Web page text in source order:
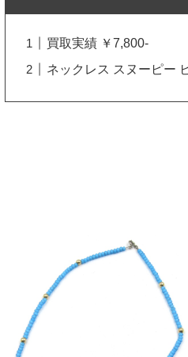
買取実績 ￥7,800-
ネックレス スヌーピー